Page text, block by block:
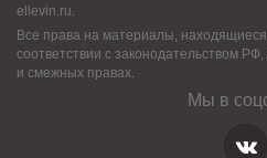
ellevin.ru.
Все права на материалы,
соответствии с законодательством
и смежных правах.
Мы в